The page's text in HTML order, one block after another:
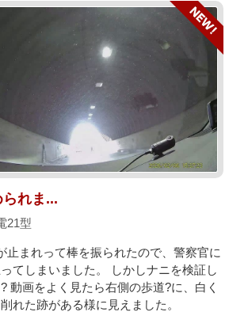
れま...
21型
止まれって棒を振られたので、警察官に
てしまいました。 しかしナニを検証し
動画をよく見たら右側の歩道?に、白く
れた跡がある様に見えました。